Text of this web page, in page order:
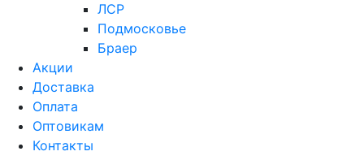
ЛСР
Подмосковье
Браер
Акции
Доставка
Оплата
Оптовикам
Контакты